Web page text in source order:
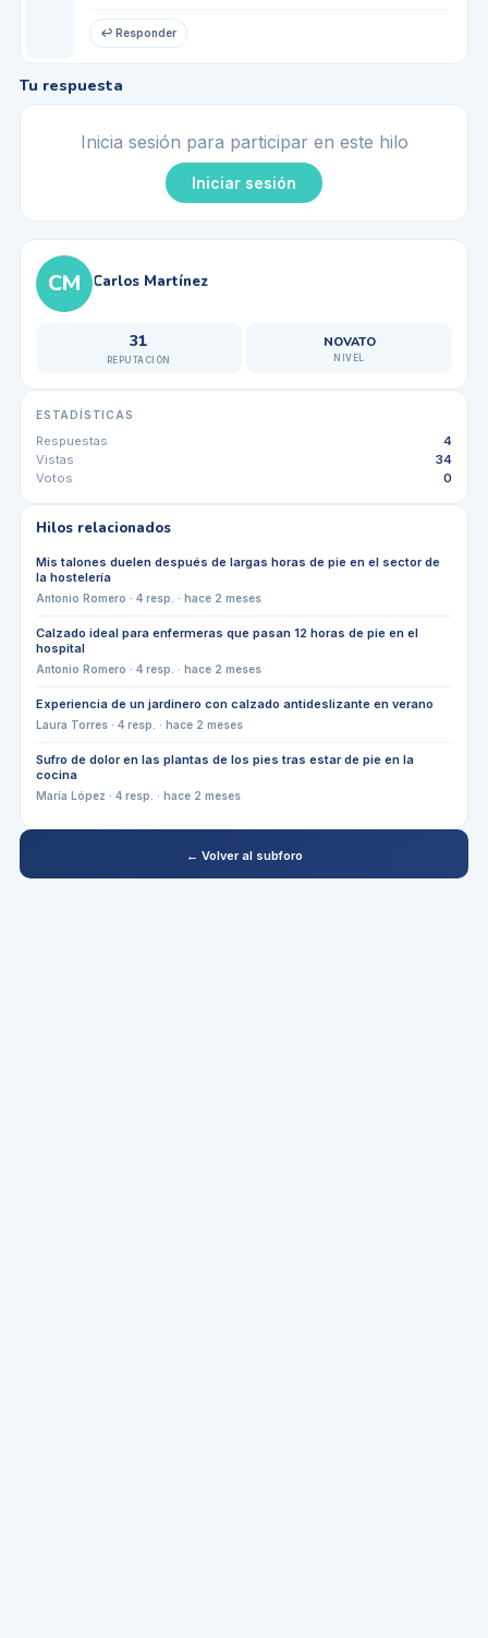
↩ Responder
Tu respuesta
Inicia sesión para participar en este hilo
Iniciar sesión
CM Carlos Martínez
31
REPUTACIÓN
NOVATO
NIVEL
ESTADÍSTICAS
Respuestas
4
Vistas
34
Votos
0
Hilos relacionados
Mis talones duelen después de largas horas de pie en el sector de
la hostelería
Antonio Romero · 4resp. · hace 2 meses
Calzado ideal para enfermeras que pasan 12 horas de pie en el
hospital
Antonio Romero · 4resp. · hace 2 meses
Experiencia de un jardinero con calzado antideslizante en verano
Laura Torres· 4resp. · hace 2 meses
Sufro de dolor en las plantas de los pies tras estar de pie en la
cocina
María López · 4resp. · hace 2 meses
← Volver al subforo